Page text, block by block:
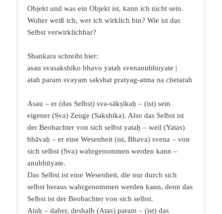
Objekt und was ein Objekt ist, kann ich nicht sein.
Woher weiß ich, wer ich wirklich bin? Wie ist das
Selbst verwirklichbar?
Shankara schreibt hier:
asau svasakshiko bhavo yatah svenanubhuyate |
atah param svayam sakshat pratyag-atma na chetarah
Asau – er (das Selbst) sva-sākṣikaḥ – (ist) sein
eigener (Sva) Zeuge (Sakshika). Also das Selbst ist
der Beobachter von sich selbst yataḥ – weil (Yatas)
bhāvaḥ – er eine Wesenheit (ist, Bhava) svena – von
sich selbst (Sva) wahrgenommen werden kann –
anubhūyate.
Das Selbst ist eine Wesenheit, die nur durch sich
selbst heraus wahrgenommen werden kann, denn das
Selbst ist der Beobachter von sich selbst.
Ataḥ – daher, deshalb (Atas) param – (ist) das